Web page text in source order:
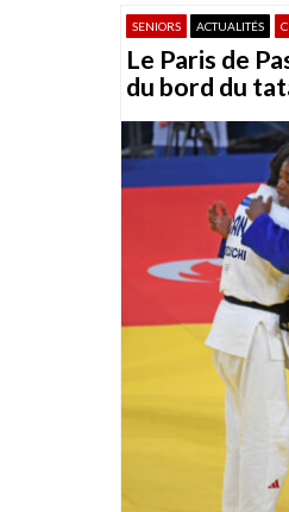
SENIORS ACTUALITÉS
Le Paris de
du bord du